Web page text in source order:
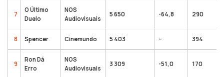
7
O Último
Duelo
NOS
Audiovisuais
5 650 -64,8 290
8 Spencer Cinemundo 5 403 – 394
9
Ron Dá
Erro
NOS
Audiovisuais
3 309 -51,0 170